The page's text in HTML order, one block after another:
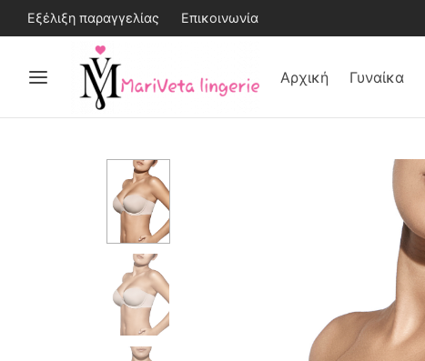
Εξέλιξη παραγγελίας Επικοινωνία
Αρχική Γυναίκα